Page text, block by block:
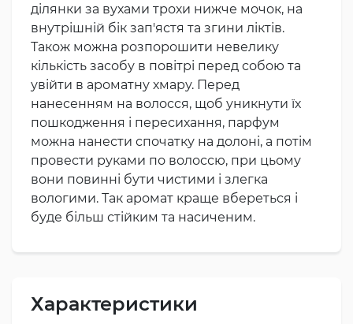
ділянки за вухами трохи нижче мочок, на
внутрішній бік зап'ястя та згини ліктів.
Також можна розпорошити невелику
кількість засобу в повітрі перед собою та
увійти в ароматну хмару. Перед
нанесенням на волосся, щоб уникнути їх
пошкодження і пересихання, парфум
можна нанести спочатку на долоні, а потім
провести руками по волоссю, при цьому
вони повинні бути чистими і злегка
вологими. Так аромат краще вбереться і
буде більш стійким та насиченим.
Характеристики